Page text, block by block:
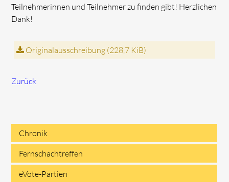
Teilnehmerinnen und Teilnehmer zu finden gibt! Herzlichen
Dank!
Originalausschreibung (228,7 KiB)
Zurück
Navigation
überspringen
Chronik
Fernschachtreffen
eVote-Partien